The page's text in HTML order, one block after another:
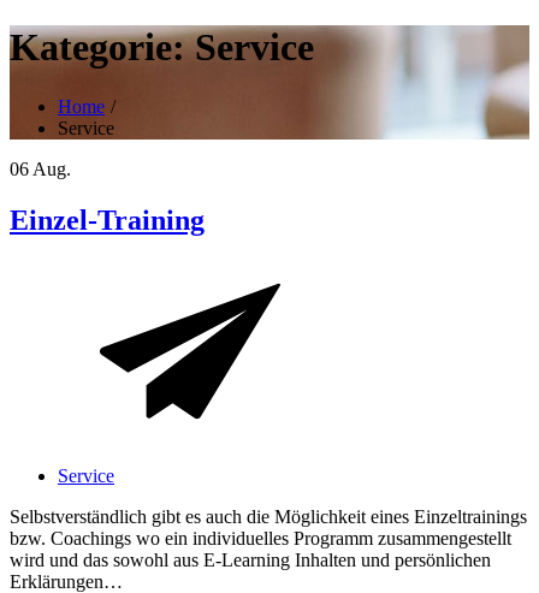
Kategorie:Service
Home
Service
06 Aug.
Einzel-Training
Service
Selbstverständlich gibt es auch die Möglichkeit eines Einzeltrainings
bzw. Coachings wo ein individuelles Programm zusammengestellt
wird und das sowohl aus E-Learning Inhalten und persönlichen
Erklärungen…